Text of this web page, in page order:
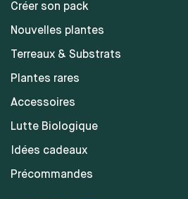
Créer son pack
Nouvelles plantes
Terreaux & Substrats
Plantes rares
Accessoires
Lutte Biologique
Idées cadeaux
Précommandes